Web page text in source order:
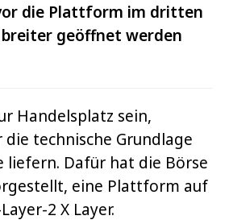
die Plattform im dritten
geöffnet werden
Handelsplatz sein,
technische Grundlage
liefern. Dafür hat die Börse
eine Plattform auf
2 X Layer.